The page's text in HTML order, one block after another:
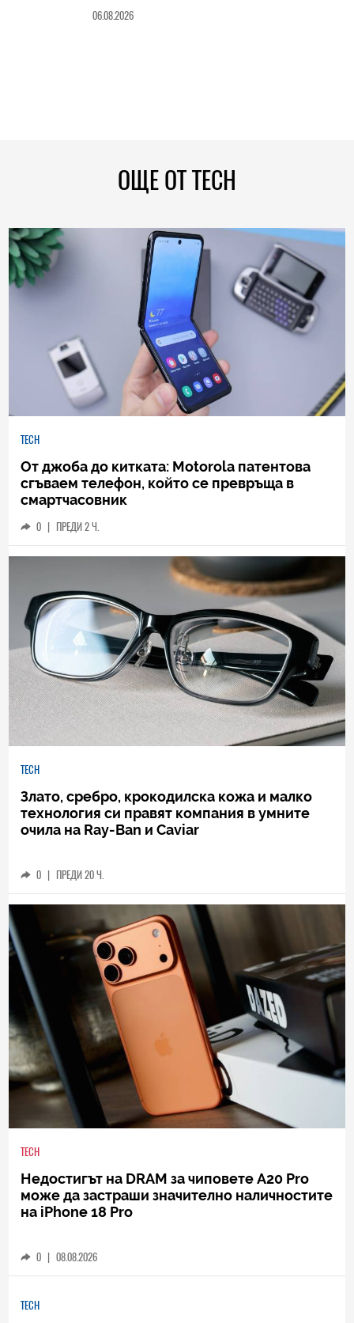
06.08.2026
ОЩЕ ОТ TECH
TECH
От джоба до китката: Motorola патентова
сгъваем телефон, който се превръща в
смартчасовник
0 | ПРЕДИ 2 Ч.
TECH
Злато, сребро, крокодилска кожа и малко
технология си правят компания в умните
очила на Ray-Ban и Caviar
0 | ПРЕДИ 20 Ч.
TECH
Недостигът на DRAM за чиповете A20 Pro
може да застраши значително наличностите
на iPhone 18 Pro
0 | 08.08.2026
TECH